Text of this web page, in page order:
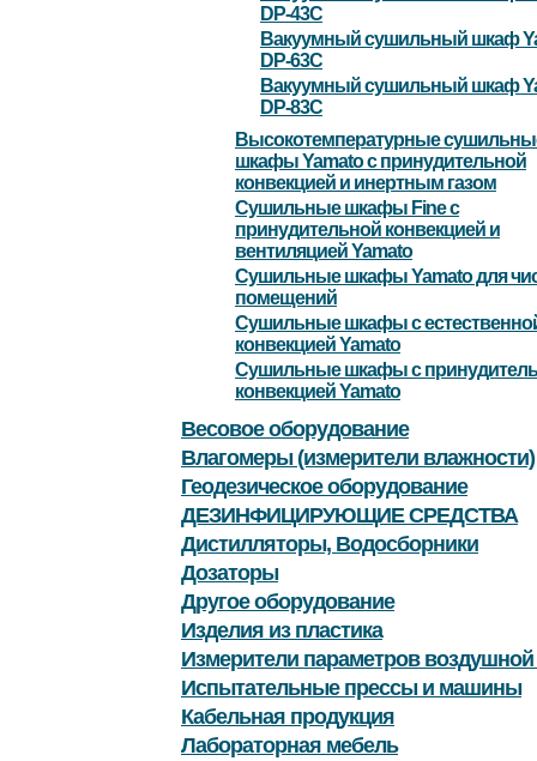
DP-43С
Вакуумный сушильный шкаф
DP-63С
Вакуумный сушильный шкаф
DP-83C
Высокотемпературные
шкафы Yamato с принудительной
конвекцией и инертным газом
Сушильные шкафы Fine с
принудительной конвекцией и
вентиляцией Yamato
Сушильные шкафы Yamato для
помещений
Сушильные шкафы с
конвекцией Yamato
Сушильные шкафы с
конвекцией Yamato
Весовое оборудование
Влагомеры (измерители влажности)
Геодезическое оборудование
ДЕЗИНФИЦИРУЮЩИЕ СРЕДСТВА
Дистилляторы, Водосборники
Дозаторы
Другое оборудование
Изделия из пластика
Измерители параметров
Испытательные прессы и машины
Кабельная продукция
Лабораторная мебель